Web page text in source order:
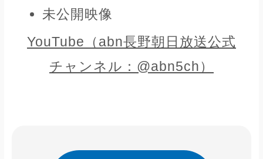
未公開映像
YouTube（abn長野朝日放送公式
チャンネル：@abn5ch）